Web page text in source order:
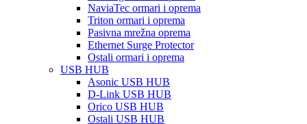
NaviaTec ormari i oprema
Triton ormari i oprema
Pasivna mrežna oprema
Ethernet Surge Protector
Ostali ormari i oprema
USB HUB
Asonic USB HUB
D-Link USB HUB
Orico USB HUB
Ostali USB HUB